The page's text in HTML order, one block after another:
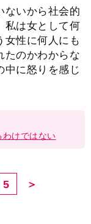
ないから社会的
私は女として何
女性に何人にも
たのかわからな
中に怒りを感じ
けではない
5 ＞